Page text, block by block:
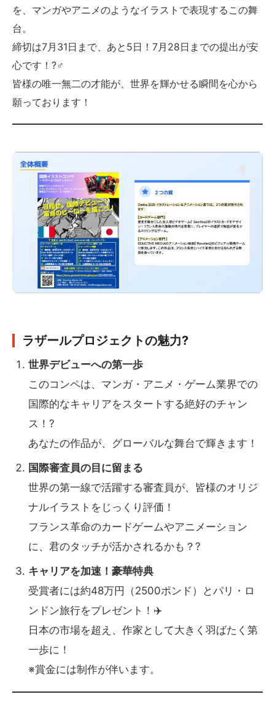
を、マンガやアニメのようなイラストで表現するこの舞
台。
締切は7月31日まで、あと5日！7月28日までの提出が安
心です！?‍♂️
皆様の唯一無二の才能が、世界を輝かせる瞬間を心から
願っております！
ラザールプロジェクトの魅力?
世界デビューへの第一歩
このコンペは、マンガ・アニメ・ゲーム業界での
国際的なキャリアをスタートする絶好のチャン
ス！?
あなたの作品が、グローバルな舞台で輝きます！
国際審査員の目に留まる
世界の第一線で活躍する審査員が、皆様のオリジ
ナルイラストをじっくり評価！
フランス革命のカードゲームやアニメーション
に、君のタッチが活かされるかも？?
キャリアを加速！豪華特典
受賞者には約48万円（2500ポンド）とパリ・ロ
ンドン旅行をプレゼント！✈️
日本の市場を超え、作家として大きく羽ばたく第
一歩に！
※賞金には制作が伴います。